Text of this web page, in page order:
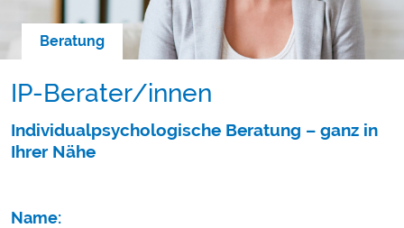
Beratung
IP-Berater/innen
Individualpsychologische Beratung – ganz in
Ihrer Nähe
Name: